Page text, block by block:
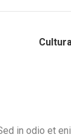
Cultura
in odio et